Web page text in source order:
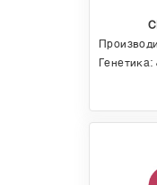
Генетика: